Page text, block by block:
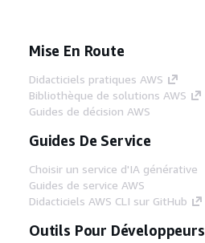
Mise En Route
Didacticiels pratiques AWS
Bibliothèque de solutions AWS
Guides de décision AWS
Guides De Service
Choisir un service d'IA générative
Guides de service AWS
Didacticiels AWS CLI sur GitHub
Outils Pour Développeurs